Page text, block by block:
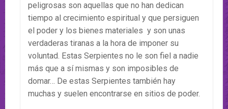
peligrosas son aquellas que no han dedican
tiempo al crecimiento espiritual y que persiguen
el poder y los bienes materiales y son unas
verdaderas tiranas a la hora de imponer su
voluntad. Estas Serpientes no le son fiel a nadie
más que a sí mismas y son imposibles de
domar… De estas Serpientes también hay
muchas y suelen encontrarse en sitios de poder.